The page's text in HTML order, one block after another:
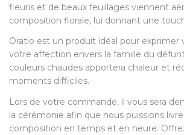
fleuris et de beaux feuillages viennent
composition florale, lui donnant une
Oratio est un produit idéal pour
votre affection envers la famille du
couleurs chaudes apportera chaleur et
moments difficiles.
Lors de votre commande, il vous sera
la cérémonie afin que nous puissions
composition en temps et en heure.